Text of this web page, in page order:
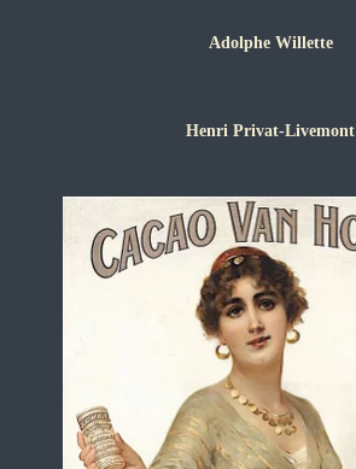
Adolphe Willette
Henri Privat-Livemont